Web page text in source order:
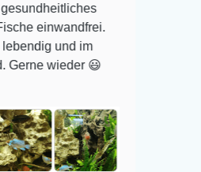
einwandfrei.
und im
Gerne wieder 😃